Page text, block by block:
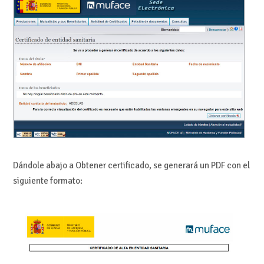
Dándole abajo a Obtener certificado, se generará un PDF con el
siguiente formato: